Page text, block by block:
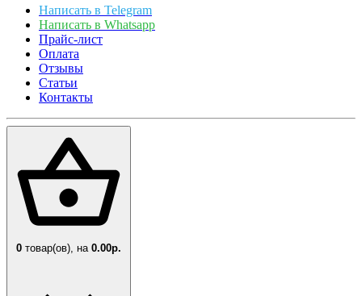
Написать в Telegram
Написать в Whatsapp
Прайс-лист
Оплата
Отзывы
Статьи
Контакты
0 товар(ов), на 0.00р.